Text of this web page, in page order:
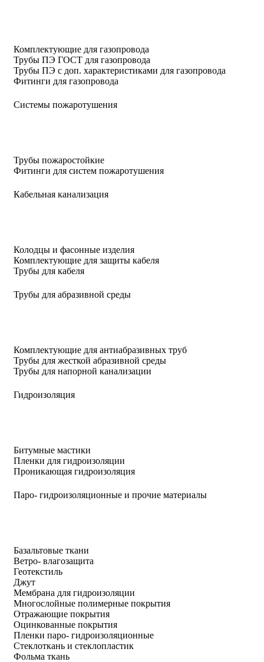
Комплектующие для газопровода
Трубы ПЭ ГОСТ для газопровода
Трубы ПЭ с доп. характеристиками для газопровода
Фитинги для газопровода
Системы пожаротушения
Трубы пожаростойкие
Фитинги для систем пожаротушения
Кабельная канализация
Колодцы и фасонные изделия
Комплектующие для защиты кабеля
Трубы для кабеля
Трубы для абразивной среды
Комплектующие для антиабразивных труб
Трубы для жесткой абразивной среды
Трубы для напорной канализации
Гидроизоляция
Битумные мастики
Пленки для гидроизоляции
Проникающая гидроизоляция
Паро- гидроизоляционные и прочие материалы
Базальтовые ткани
Ветро- влагозащита
Геотекстиль
Джут
Мембрана для гидроизоляции
Многослойные полимерные покрытия
Отражающие покрытия
Оцинкованные покрытия
Пленки паро- гидроизоляционные
Стеклоткань и стеклопластик
Фольма ткань